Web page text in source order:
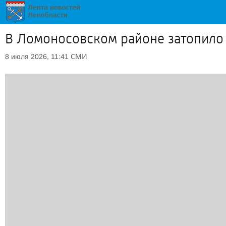
В Ломоносовском районе
8 июля 2026, 11:41 СМИ